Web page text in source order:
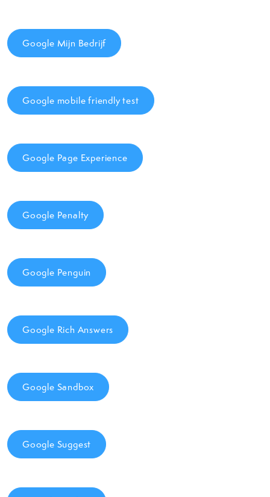
Google Mijn Bedrijf
Google mobile friendly test
Google Page Experience
Google Penalty
Google Penguin
Google Rich Answers
Google Sandbox
Google Suggest